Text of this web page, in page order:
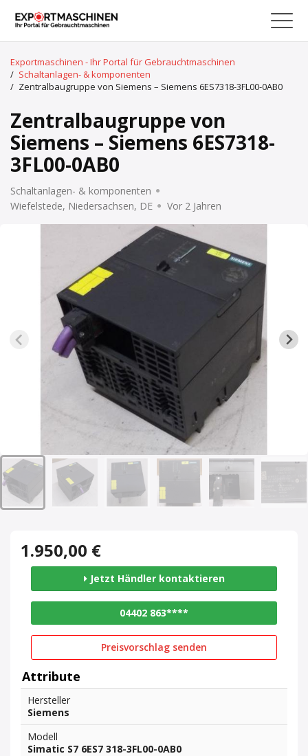
Exportmaschinen - Ihr Portal für Gebrauchtmaschinen
/ Schaltanlagen- & komponenten
/ Zentralbaugruppe von Siemens – Siemens 6ES7318-3FL00-0AB0
Zentralbaugruppe von
Siemens – Siemens 6ES7318-
3FL00-0AB0
Schaltanlagen- & komponenten
Wiefelstede, Niedersachsen, DE
Vor 2 Jahren
1.950,00 €
Jetzt Händler kontaktieren
04402 863****
Preisvorschlag senden
Attribute
Hersteller
Siemens
Modell
Simatic S7 6ES7 318-3FL00-0AB0